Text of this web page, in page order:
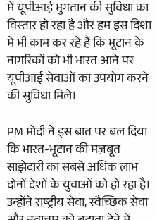
में यूपीआई भुगतान की सुविधा का
विस्तार हो रहा है और हम इस दिशा
में भी काम कर रहे हैं कि भूटान के
नागरिकों को भी भारत आने पर
यूपीआई सेवाओं का उपयोग करने
की सुविधा मिले।
PM मोदी ने इस बात पर बल दिया
कि भारत-भूटान की मज़बूत
साझेदारी का सबसे अधिक लाभ
दोनों देशों के युवाओं को हो रहा है।
उन्होंने राष्ट्रीय सेवा, स्वैच्छिक सेवा